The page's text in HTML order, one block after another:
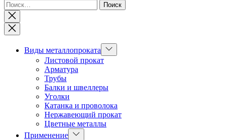
Найти:
Закрыть
Виды металлопроката
Показывать
подменю
Листовой прокат
Арматура
Трубы
Балки и швеллеры
Уголки
Катанка и проволока
Нержавеющий прокат
Цветные металлы
Применение Показывать